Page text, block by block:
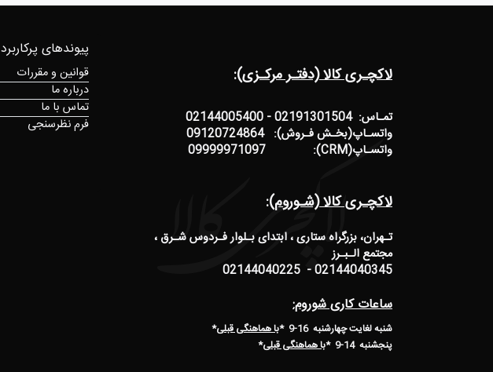
لاکچـری کالا (دفتـر مرکـزی):
تمـاس: 02191301504 - 02144005400
واتسـاپ(بخـش فـروش): 09120724864
واتسـاپ(CRM): 09999971097
لاکچـری کالا (شـوروم):
تـهران، بزرگراه ستاری ، ابتدای بـلوار فـردوس شـرق ،
مجتمع الـبـرز
02144040345 - 02144040225
ساعات کاری شوروم:
شنبه لغایت چهارشنبه 16-9 * با هماهنگی قبلی*
پنجشنبه 14-9
*با هماهنگی قبلی*
پیوندهای پرکاربرد
قوانین و مقررات
درباره ما
تماس با ما
فرم نظرسنجی